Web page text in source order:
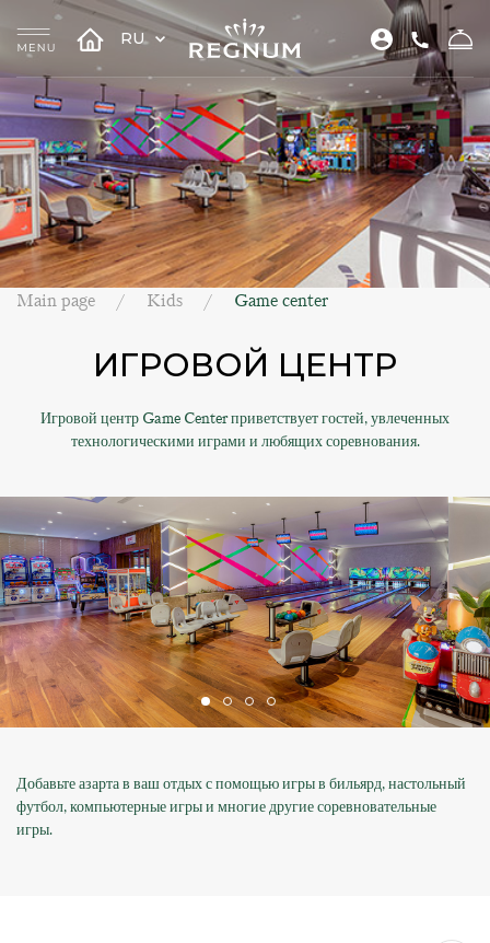
RU
Main page Kids Game center
ИГРОВОЙ ЦЕНТР
Игровой центр Game Center приветствует гостей, увлеченных
технологическими играми и любящих соревнования.
Добавьте азарта в ваш отдых с помощью игры в бильярд, настольный
футбол, компьютерные игры и многие другие соревновательные
игры.